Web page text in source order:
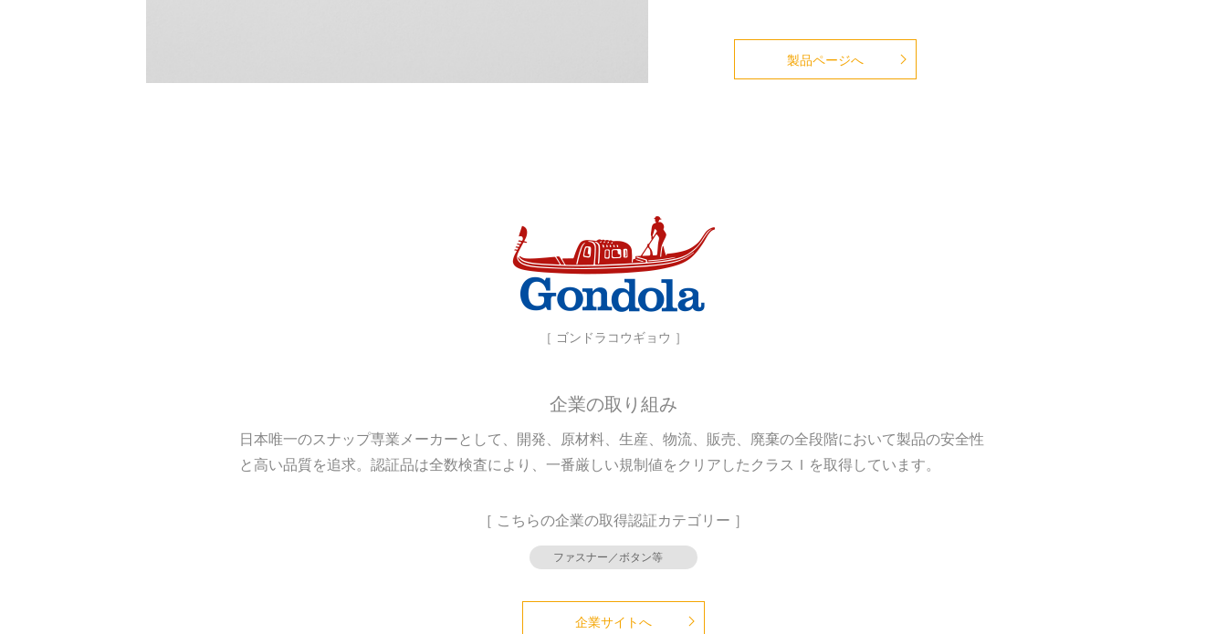
製品ページへ
［ ゴンドラコウギョウ ］
企業の取り組み
日本唯一のスナップ専業メーカーとして、開発、原材料、生産、物流、販売、廃棄の全段階において製品の安全性
と高い品質を追求。認証品は全数検査により、一番厳しい規制値をクリアしたクラスＩを取得しています。
［ こちらの企業の取得認証カテゴリー ］
ファスナー／ボタン等
企業サイトへ